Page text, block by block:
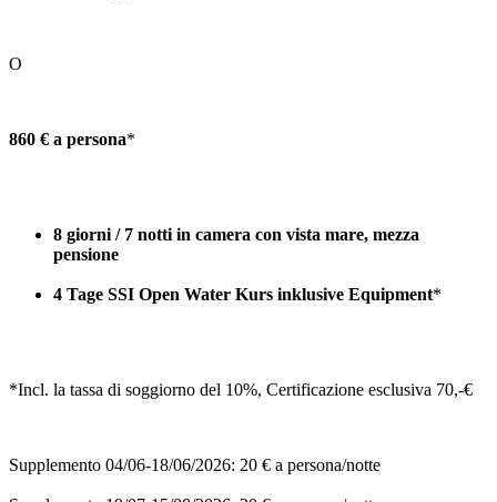
O
860 € a persona*
8 giorni / 7 notti in camera con vista mare, mezza
pensione
4 Tage SSI Open Water Kurs inklusive Equipment*
*Incl. la tassa di soggiorno del 10%, Certificazione esclusiva 70,-€
Supplemento 04/06-18/06/2026: 20 € a persona/notte